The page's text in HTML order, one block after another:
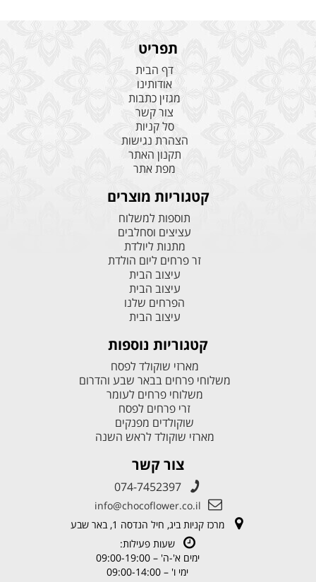
תפריט
דף הבית
אודותינו
מגזין כתבות
צור קשר
סל קניות
הצהרת נגישות
תקנון האתר
מפת אתר
קטגוריות מוצרים
תוספות למשלוח
עציצים וסחלבים
מתנות ליולדת
זר פרחים ליום הולדת
עיצוב הבית
עיצוב הבית
הפרחים שלנו
עיצוב הבית
קטגוריות נוספות
מארזי שוקולד לפסח
משלוחי פרחים בבאר שבע והדרום
משלוחי פרחים לעומר
זרי פרחים לפסח
שוקולדים מפנקים
מארזי שוקולד לראש השנה
צור קשר
074-7452397
info@chocoflower.co.il
מרכז קניות ביג, חיל הנדסה 1, באר שבע
שעות פעילות:
ימים א'-ה' – 09:00-19:00
ימי ו' – 09:00-14:00